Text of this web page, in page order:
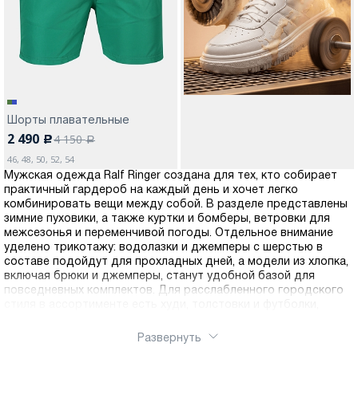
Шорты плавательные
2 490 c4 150a
46, 48, 50, 52, 54
Мужская одежда Ralf Ringer создана для тех, кто собирает
практичный гардероб на каждый день и хочет легко
комбинировать вещи между собой. В разделе представлены
зимние пуховики, а также куртки и бомберы, ветровки для
межсезонья и переменчивой погоды. Отдельное внимание
уделено трикотажу: водолазки и джемперы с шерстью в
составе подойдут для прохладных дней, а модели из хлопка,
включая брюки и джемперы, станут удобной базой для
повседневных комплектов. Для расслабленного городского
одежду по сезону, посадке и цвету, чтобы быстро собирать
Развернуть